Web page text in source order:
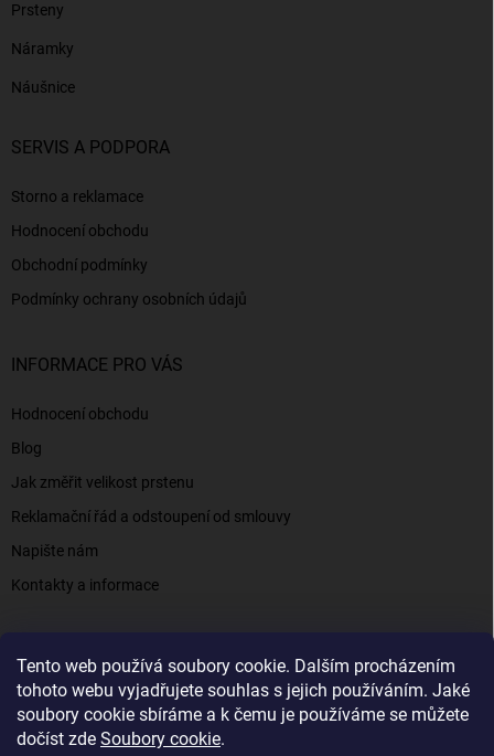
Tento web používá soubory cookie. Dalším procházením
tohoto webu vyjadřujete souhlas s jejich používáním. Jaké
soubory cookie sbíráme a k čemu je používáme se můžete
dočíst zde Soubory cookie.
Prsteny
Náramky
Náušnice
SERVIS A PODPORA
Storno a reklamace
Hodnocení obchodu
Obchodní podmínky
Podmínky ochrany osobních údajů
INFORMACE PRO VÁS
Hodnocení obchodu
Blog
Jak změřit velikost prstenu
Reklamační řád a odstoupení od smlouvy
Napište nám
Kontakty a informace
Elenys.cz - šperky, kterým věříte už od roku 2016